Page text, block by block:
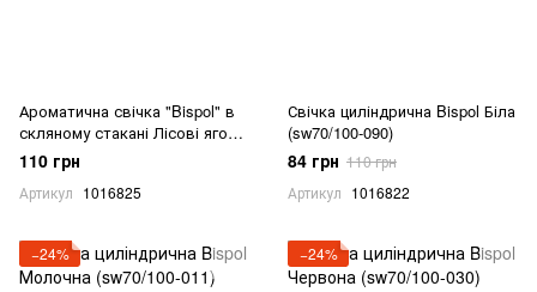
Ароматична свічка "Bispol" в
скляному стакані Лісові ягоди
(SN 71-13)
110 грн
Артикул 1016825
Свічка циліндрична Bispol Біла
(sw70/100-090)
84 грн 110 грн
Артикул 1016822
−24% −24%